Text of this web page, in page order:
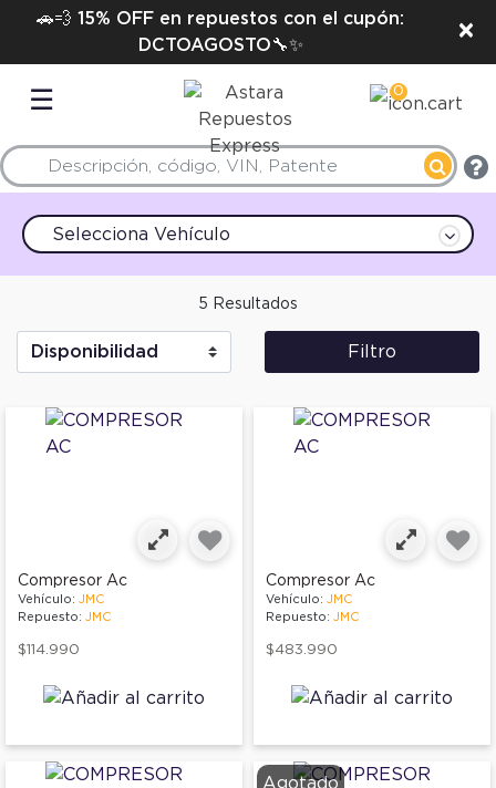
🚗💨 15% OFF en repuestos con el cupón:
DCTOAGOSTO🔧✨
×
☰ 0
Selecciona Vehículo
5 Resultados
Filtro
Compresor Ac
Vehículo: JMC
Repuesto: JMC
$114.990
Compresor Ac
Vehículo: JMC
Repuesto: JMC
$483.990
Agotado